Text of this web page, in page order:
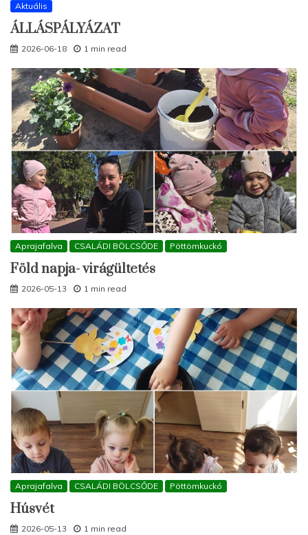
Aktuális
ÁLLÁSPÁLYÁZAT
2026-06-18 1 min read
Aprajafalva CSALÁDI BÖLCSŐDE Pöttömkuckó
Föld napja- virágültetés
2026-05-13 1 min read
Aprajafalva CSALÁDI BÖLCSŐDE Pöttömkuckó
Húsvét
2026-05-13 1 min read